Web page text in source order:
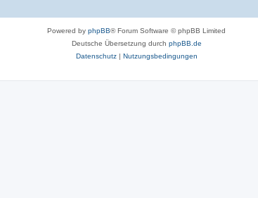
Powered by phpBB® Forum Software © phpBB Limited
Deutsche Übersetzung durch phpBB.de
Datenschutz| Nutzungsbedingungen